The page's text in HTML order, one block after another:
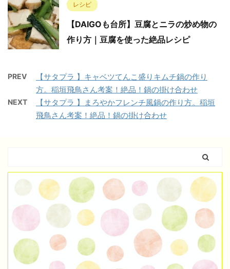
レシピ
【DAIGOも台所】豆腐とニラの炒め物の
作り方｜豆腐を使った絶品レシピ
PREV
【サタプラ 】キャベツてんこ盛りキムチ鍋の作り
方。稲垣飛鳥さん考案！絶品！鍋の掛け合わせ
NEXT
【サタプラ 】まろやかフレンチ風鍋の作り方。稲垣
飛鳥さん考案！絶品！鍋の掛け合わせ